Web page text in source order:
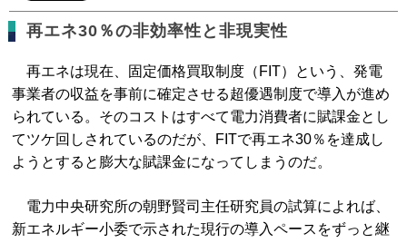
再エネ30％の非効率性と非現実性
再エネは現在、固定価格買取制度（FIT）という、発電
事業者の収益を事前に確定させる超優遇制度で導入が進め
られている。そのコストはすべて電力消費者に賦課金とし
てツケ回しされているのだが、FITで再エネ30％を達成し
ようとすると膨大な賦課金になってしまうのだ。
電力中央研究所の朝野賢司主任研究員の試算によれば、
新エネルギー小委で示された現行の導入ペースをずっと継